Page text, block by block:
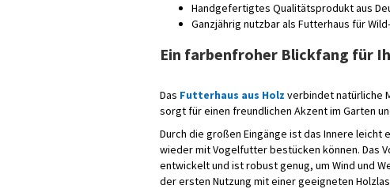
Handgefertigtes Qualitätsprodukt aus
Ganzjährig nutzbar als Futterhaus für
Ein farbenfroher Blickfang für
Das Futterhaus aus Holz verbindet natürliche
sorgt für einen freundlichen Akzent im Garten
Durch die großen Eingänge ist das Innere leicht
wieder mit Vogelfutter bestücken können. Das
entwickelt und ist robust genug, um Wind und
der ersten Nutzung mit einer geeigneten